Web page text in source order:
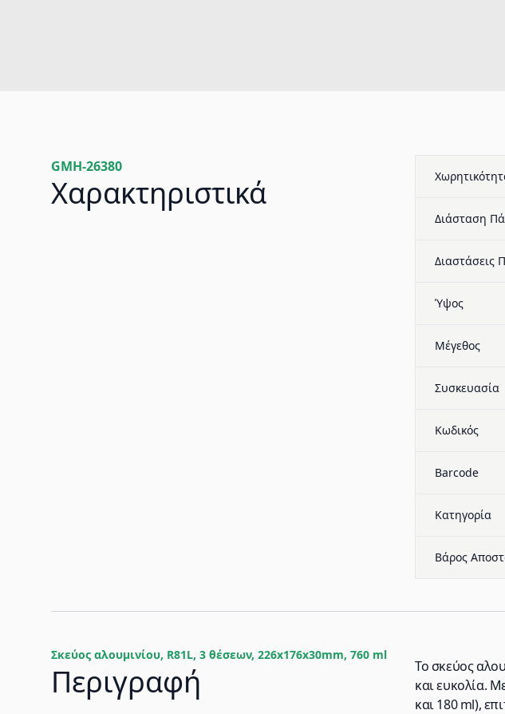
GMH-26380
Χαρακτηριστικά
Διάσταση
Διαστάσεις
Ύψος
Μέγεθος
Συσκευασία
Κωδικός
Barcode
Κατηγορία
Βάρος
Σκεύος αλουμινίου, R81L, 3 θέσεων, 226x176x30mm, 760 ml
Περιγραφή
Το σκεύος
και ευκολία.
και 180 ml),